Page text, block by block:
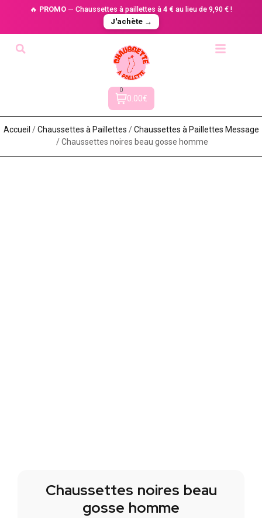
🔥 PROMO — Chaussettes à paillettes à 4 € au lieu de 9,90 € !
J'achète →
0
0.00€
Accueil /Chaussettes à Paillette​s /Chaussettes à Paillettes Message​
/ Chaussettes noires beau gosse homme
Chaussettes noires beau
gosse homme